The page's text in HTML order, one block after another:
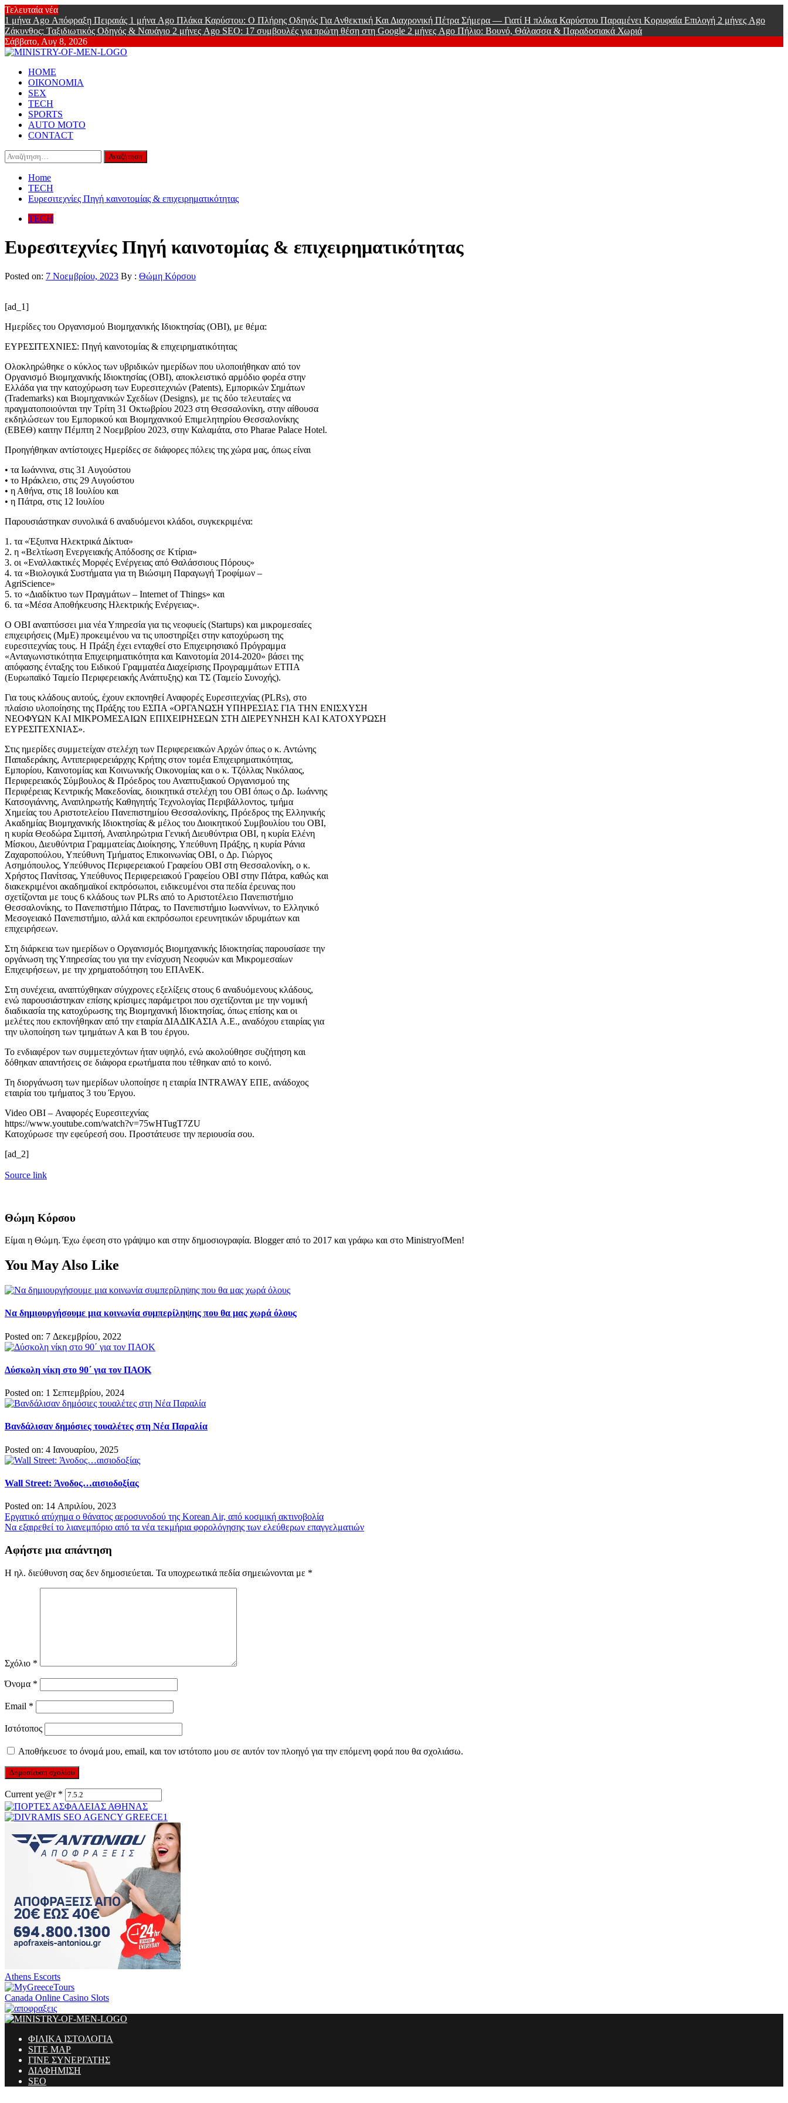
Skip
to
content
Τελευταία νέα
1 μήνα Ago Απόφραξη Πειραιάς 1 μήνα Ago Πλάκα Καρύστου: Ο Πλήρης Οδηγός Για Ανθεκτική Και Διαχρονική Πέτρα Σήμερα — Γιατί Η πλάκα Καρύστου Παραμένει Κορυφαία Επιλογή 2 μήνες Ago
Ζάκυνθος: Ταξιδιωτικός Οδηγός & Ναυάγιο 2 μήνες Ago SEO: 17 συμβουλές για πρώτη θέση στη Google 2 μήνες Ago Πήλιο: Βουνό, Θάλασσα & Παραδοσιακά Χωριά
Σάββατο, Αυγ 8, 2026
Online Lifestyle περιοδικό για Aνδρες
Primary
Menu
HOME
ΟΙΚΟΝΟΜΙΑ
SEX
TECH
SPORTS
AUTO MOTO
CONTACT
Αναζήτηση
για:
Home
TECH
Ευρεσιτεχνίες Πηγή καινοτομίας & επιχειρηματικότητας
TECH
Ευρεσιτεχνίες Πηγή καινοτομίας & επιχειρηματικότητας
Posted on: 7 Νοεμβρίου, 2023 By : Θώμη Κόρσου
[ad_1]
Ημερίδες του Οργανισμού Βιομηχανικής Ιδιοκτησίας (ΟΒΙ), με θέμα:
ΕΥΡΕΣΙΤΕΧΝΙΕΣ: Πηγή καινοτομίας & επιχειρηματικότητας
Ολοκληρώθηκε ο κύκλος των υβριδικών ημερίδων που υλοποιήθηκαν από τον
Οργανισμό Βιομηχανικής Ιδιοκτησίας (ΟΒΙ), αποκλειστικό αρμόδιο φορέα στην
Ελλάδα για την κατοχύρωση των Ευρεσιτεχνιών (Patents), Εμπορικών Σημάτων
(Trademarks) και Βιομηχανικών Σχεδίων (Designs), με τις δύο τελευταίες να
πραγματοποιούνται την Τρίτη 31 Οκτωβρίου 2023 στη Θεσσαλονίκη, στην αίθουσα
εκδηλώσεων του Εμπορικού και Βιομηχανικού Επιμελητηρίου Θεσσαλονίκης
(ΕΒΕΘ) καιτην Πέμπτη 2 Νοεμβρίου 2023, στην Καλαμάτα, στο Pharae Palace Hotel.
Προηγήθηκαν αντίστοιχες Ημερίδες σε διάφορες πόλεις της χώρα μας, όπως είναι
• τα Ιωάννινα, στις 31 Αυγούστου
• το Ηράκλειο, στις 29 Αυγούστου
• η Αθήνα, στις 18 Ιουλίου και
• η Πάτρα, στις 12 Ιουλίου
Παρουσιάστηκαν συνολικά 6 αναδυόμενοι κλάδοι, συγκεκριμένα:
1. τα «Έξυπνα Ηλεκτρικά Δίκτυα»
2. η «Βελτίωση Ενεργειακής Απόδοσης σε Κτίρια»
3. οι «Εναλλακτικές Μορφές Ενέργειας από Θαλάσσιους Πόρους»
4. τα «Βιολογικά Συστήματα για τη Βιώσιμη Παραγωγή Τροφίμων –
AgriScience»
5. το «Διαδίκτυο των Πραγμάτων – Internet of Things» και
6. τα «Μέσα Αποθήκευσης Ηλεκτρικής Ενέργειας».
Ο ΟΒΙ αναπτύσσει μια νέα Υπηρεσία για τις νεοφυείς (Startups) και μικρομεσαίες
επιχειρήσεις (ΜμΕ) προκειμένου να τις υποστηρίξει στην κατοχύρωση της
ευρεσιτεχνίας τους. Η Πράξη έχει ενταχθεί στο Επιχειρησιακό Πρόγραμμα
«Ανταγωνιστικότητα Επιχειρηματικότητα και Καινοτομία 2014-2020» βάσει της
απόφασης ένταξης του Ειδικού Γραμματέα Διαχείρισης Προγραμμάτων ΕΤΠΑ
(Ευρωπαϊκό Ταμείο Περιφερειακής Ανάπτυξης) και ΤΣ (Ταμείο Συνοχής).
Για τους κλάδους αυτούς, έχουν εκπονηθεί Αναφορές Ευρεσιτεχνίας (PLRs), στο
πλαίσιο υλοποίησης της Πράξης του ΕΣΠΑ «ΟΡΓΑΝΩΣΗ ΥΠΗΡΕΣΙΑΣ ΓΙΑ ΤΗΝ ΕΝΙΣΧΥΣΗ
ΝΕΟΦΥΩΝ ΚΑΙ ΜΙΚΡΟΜΕΣΑΙΩΝ ΕΠΙΧΕΙΡΗΣΕΩΝ ΣΤΗ ΔΙΕΡΕΥΝΗΣΗ ΚΑΙ ΚΑΤΟΧΥΡΩΣΗ
ΕΥΡΕΣΙΤΕΧΝΙΑΣ».
Στις ημερίδες συμμετείχαν στελέχη των Περιφερειακών Αρχών όπως ο κ. Αντώνης
Παπαδεράκης, Αντιπεριφερειάρχης Κρήτης στον τομέα Επιχειρηματικότητας,
Εμπορίου, Καινοτομίας και Κοινωνικής Οικονομίας και ο κ. Τζόλλας Νικόλαος,
Περιφερειακός Σύμβουλος & Πρόεδρος του Αναπτυξιακού Οργανισμού της
Περιφέρειας Κεντρικής Μακεδονίας, διοικητικά στελέχη του ΟΒΙ όπως ο Δρ. Ιωάννης
Κατσογιάννης, Αναπληρωτής Καθηγητής Τεχνολογίας Περιβάλλοντος, τμήμα
Χημείας του Αριστοτελείου Πανεπιστημίου Θεσσαλονίκης, Πρόεδρος της Ελληνικής
Ακαδημίας Βιομηχανικής Ιδιοκτησίας & μέλος του Διοικητικού Συμβουλίου του ΟΒΙ,
η κυρία Θεοδώρα Σιμιτσή, Αναπληρώτρια Γενική Διευθύντρια OBI, η κυρία Ελένη
Μίσκου, Διευθύντρια Γραμματείας Διοίκησης, Υπεύθυνη Πράξης, η κυρία Ράνια
Ζαχαροπούλου, Υπεύθυνη Τμήματος Επικοινωνίας ΟΒΙ, o Δρ. Γιώργος
Ασημόπουλος, Υπεύθυνος Περιφερειακού Γραφείου ΟΒΙ στη Θεσσαλονίκη, ο κ.
Χρήστος Πανίτσας, Υπεύθυνος Περιφερειακού Γραφείου ΟΒΙ στην Πάτρα, καθώς και
διακεκριμένοι ακαδημαϊκοί εκπρόσωποι, ειδικευμένοι στα πεδία έρευνας που
σχετίζονται με τους 6 κλάδους των PLRs από το Αριστοτέλειο Πανεπιστήμιο
Θεσσαλονίκης, το Πανεπιστήμιο Πάτρας, το Πανεπιστήμιο Ιωαννίνων, το Ελληνικό
Μεσογειακό Πανεπιστήμιο, αλλά και εκπρόσωποι ερευνητικών ιδρυμάτων και
επιχειρήσεων.
Στη διάρκεια των ημερίδων ο Οργανισμός Βιομηχανικής Ιδιοκτησίας παρουσίασε την
οργάνωση της Υπηρεσίας του για την ενίσχυση Νεοφυών και Μικρομεσαίων
Επιχειρήσεων, με την χρηματοδότηση του ΕΠΑνΕΚ.
Στη συνέχεια, αναπτύχθηκαν σύγχρονες εξελίξεις στους 6 αναδυόμενους κλάδους,
ενώ παρουσιάστηκαν επίσης κρίσιμες παράμετροι που σχετίζονται με την νομική
διαδικασία της κατοχύρωσης της Βιομηχανική Ιδιοκτησίας, όπως επίσης και οι
μελέτες που εκπονήθηκαν από την εταιρία ΔΙΑΔΙΚΑΣΙΑ A.E., αναδόχου εταιρίας για
την υλοποίηση των τμημάτων Α και Β του έργου.
Το ενδιαφέρον των συμμετεχόντων ήταν υψηλό, ενώ ακολούθησε συζήτηση και
δόθηκαν απαντήσεις σε διάφορα ερωτήματα που τέθηκαν από το κοινό.
Τη διοργάνωση των ημερίδων υλοποίησε η εταιρία INTRAWAY ΕΠΕ, ανάδοχος
εταιρία του τμήματος 3 του Έργου.
Video OBI – Αναφορές Ευρεσιτεχνίας
https://www.youtube.com/watch?v=75wHTugT7ZU
Κατοχύρωσε την εφεύρεσή σου. Προστάτευσε την περιουσία σου.
[ad_2]
Source link
Θώμη Κόρσου
Είμαι η Θώμη. Έχω έφεση στο γράψιμο και στην δημοσιογραφία. Blogger από το 2017 και γράφω και στο MinistryofMen!
You May Also Like
Να δημιουργήσουμε μια κοινωνία συμπερίληψης που θα μας χωρά όλους
Posted on: 7 Δεκεμβρίου, 2022
Δύσκολη νίκη στο 90΄ για τον ΠΑΟΚ
Posted on: 1 Σεπτεμβρίου, 2024
Βανδάλισαν δημόσιες τουαλέτες στη Νέα Παραλία
Posted on: 4 Ιανουαρίου, 2025
Wall Street: Άνοδος…αισιοδοξίας
Posted on: 14 Απριλίου, 2023
Πλοήγηση
άρθρων
Εργατικό ατύχημα ο θάνατος αεροσυνοδού της Korean Air, από κοσμική ακτινοβολία
Να εξαιρεθεί το λιανεμπόριο από τα νέα τεκμήρια φορολόγησης των ελεύθερων επαγγελματιών
Αφήστε μια απάντηση
Η ηλ. διεύθυνση σας δεν δημοσιεύεται. Τα υποχρεωτικά πεδία σημειώνονται με *
Σχόλιο *
Όνομα *
Email *
Ιστότοπος
Αποθήκευσε το όνομά μου, email, και τον ιστότοπο μου σε αυτόν τον πλοηγό για την επόμενη φορά που θα σχολιάσω.
Current ye@r *
Athens Escorts
Canada Online Casino Slots
ΦΙΛΙΚΑ ΙΣΤΟΛΟΓΙΑ
SITE MAP
ΓΙΝΕ ΣΥΝΕΡΓΑΤΗΣ
ΔΙΑΦΗΜΙΣΗ
SEO